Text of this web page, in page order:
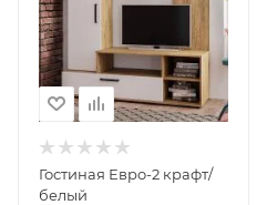
Гостиная Евро-2 крафт/
белый